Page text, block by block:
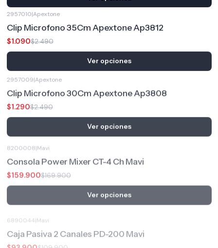
-56%OFF
2957010|Apextone
Clip Microfono 35Cm Apextone Ap3812
$1.090 $2.490
2957009|Apextone
Clip Microfono 30Cm Apextone Ap3808
$1.290$2.490
Ver opciones
-6%OFF
Consola Power Mixer CT-4 Ch Mavi
$159.900 $169.900
Caja Pasiva 2 Canales PD-200 Mavi
$93.900$109.900
Ver opciones